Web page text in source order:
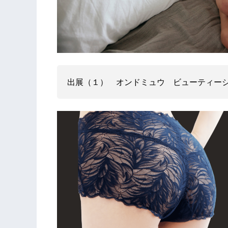
出展（１） オンドミュウ ビューティー